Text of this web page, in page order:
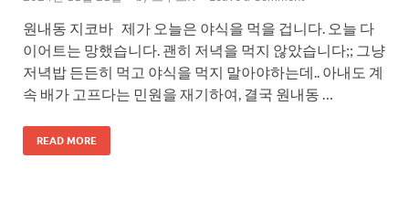
원내동 지코바 제가 오늘은 야식을 먹을 겁니다. 오늘 다
이어트는 망했습니다. 괜히 저녁을 먹지 않았습니다;; 그냥
저녁밥 든든히 먹고 야식을 먹지 말아야하는데.. 아내도 계
속 배가 고프다는 민원을 재기하여, 결국 원내동 …
READ MORE